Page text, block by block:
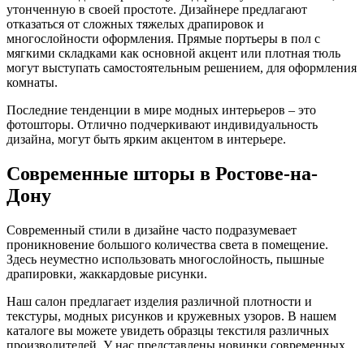
утонченную в своей простоте. Дизайнере предлагают
отказаться от сложных тяжелых драпировок и
многослойности оформления. Прямые портьеры в пол с
мягкими складками как основной акцент или плотная тюль
могут выступать самостоятельным решением, для оформления
комнаты.
Последние тенденции в мире модных интерьеров – это
фотошторы. Отлично подчеркивают индивидуальность
дизайна, могут быть ярким акцентом в интерьере.
Современные шторы в Ростове-на-
Дону
Современный стили в дизайне часто подразумевает
проникновение большого количества света в помещение.
Здесь неуместно использовать многослойность, пышные
драпировки, жаккардовые рисунки.
Наш салон предлагает изделия различной плотности и
текстуры, модных рисунков и кружевных узоров. В нашем
каталоге вы можете увидеть образцы текстиля различных
производителей. У нас представлены новинки современных